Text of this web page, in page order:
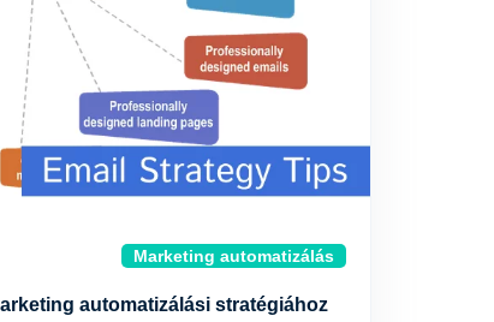
Marketing automatizálás
automatizálási stratégiához